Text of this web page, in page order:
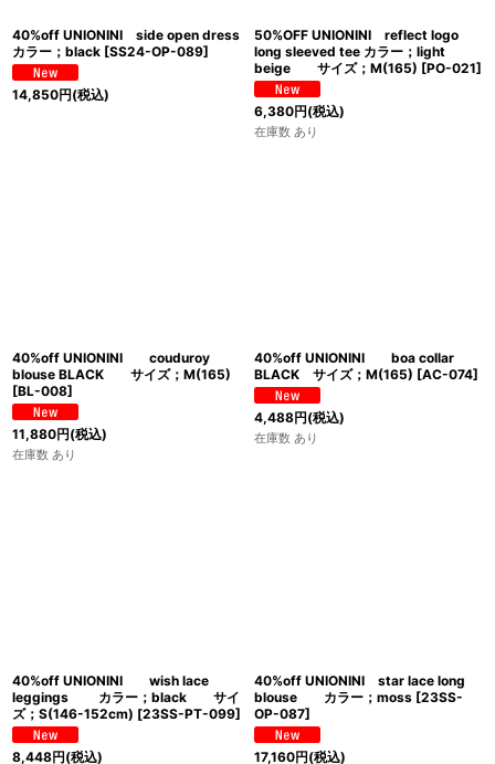
40%off UNIONINI side open dress
カラー；black [SS24-OP-089]
14,850円(税込)
50%OFF UNIONINI reflect logo
long sleeved tee カラー；light
beige サイズ；M(165) [PO-021]
6,380円(税込)
在庫数 あり
40%off UNIONINI couduroy
blouse BLACK サイズ；M(165)
[BL-008]
11,880円(税込)
在庫数 あり
40%off UNIONINI boa collar
BLACK サイズ；M(165) [AC-074]
4,488円(税込)
在庫数 あり
40%off UNIONINI wish lace
leggings カラー；black サイ
ズ；S(146-152cm) [23SS-PT-099]
8,448円(税込)
40%off UNIONINI star lace long
blouse カラー；moss [23SS-
OP-087]
17,160円(税込)